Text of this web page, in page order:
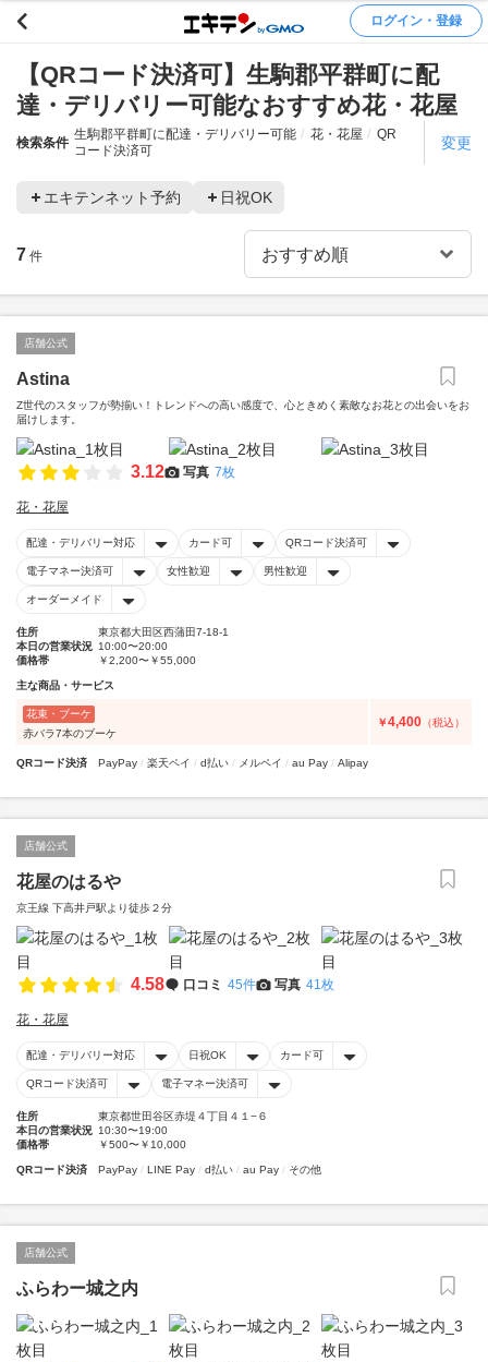
ログイン・登録
【QRコード決済可】生駒郡平群町に配
達・デリバリー可能なおすすめ花・花屋
検索条件
生駒郡平群町に配達・デリバリー可能 花・花屋
QR
コード決済可
変更
エキテンネット予約 日祝OK
7 件
店舗公式
Astina
Z世代のスタッフが勢揃い！トレンドへの高い感度で、心ときめく素敵なお花との出会いをお
届けします。
3.12 写真 7枚
花・花屋
配達・デリバリー対応 カード可 QRコード決済可
電子マネー決済可 女性歓迎 男性歓迎
オーダーメイド
住所
東京都大田区西蒲田7-18-1
本日の営業状況 10:00〜20:00
価格帯
￥2,200〜￥55,000
主な商品・サービス
花束・ブーケ
赤バラ7本のブーケ
￥4,400 （税込）
QRコード決済 PayPay 楽天ペイ d払い メルペイ au Pay Alipay
店舗公式
花屋のはるや
京王線 下高井戸駅より徒歩２分
4.58 口コミ 45件 写真 41枚
花・花屋
配達・デリバリー対応 日祝OK カード可
QRコード決済可 電子マネー決済可
住所
東京都世田谷区赤堤４丁目４１−６
本日の営業状況 10:30〜19:00
価格帯
￥500〜￥10,000
QRコード決済 PayPay LINE Pay d払い au Pay その他
店舗公式
ふらわー城之内